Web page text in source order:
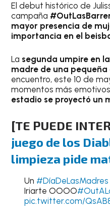
El debut histórico de
campaña
mayor presencia de
importancia en el
La segunda umpire en
madre de una
encuentro, este 10 de
momentos más
estadio se proyectó un
[TE PUEDE
juego de los
limpieza pide
Un #DíaDeLasMadres
Iriarte OOOO
pic.twitter.com/